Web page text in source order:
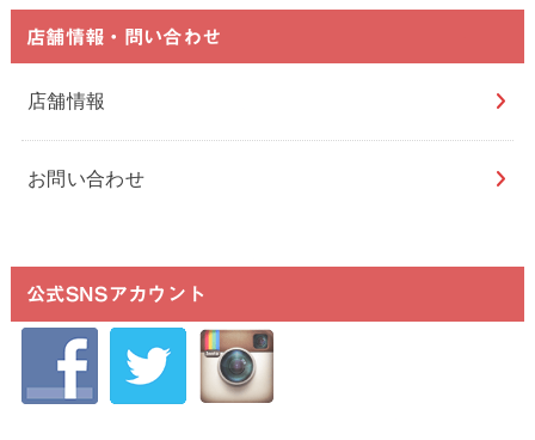
店舗情報・問い合わせ
店舗情報
お問い合わせ
公式SNSアカウント